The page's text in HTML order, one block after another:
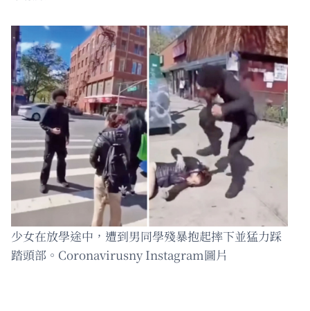
少女在放學途中，遭到男同學殘暴抱起摔下並猛力踩
踏頭部。Coronavirusny Instagram圖片